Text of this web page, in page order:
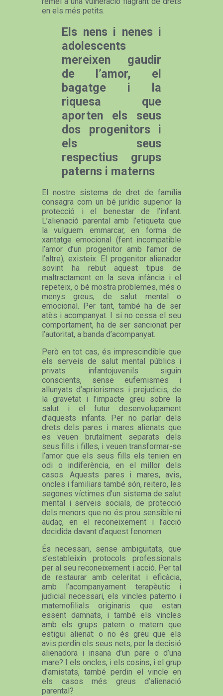
en els més petits.
Els nens i nenes i
adolescents
mereixen gaudir
de l’amor, el
bagatge i la
riquesa que
aporten els seus
dos progenitors i
els seus
respectius grups
paterns i materns
El nostre sistema de dret de família
consagra com un bé jurídic superior la
protecció i el benestar de l’infant.
L’alienació parental amb l’etiqueta que
la vulguem emmarcar, en forma de
xantatge emocional (fent incompatible
l’amor d’un progenitor amb l’amor de
l’altre), existeix. El progenitor alienador
sovint ha rebut aquest tipus de
maltractament en la seva infància i el
repeteix, o bé mostra problemes, més o
menys greus, de salut mental o
emocional. Per tant, també ha de ser
atès i acompanyat. I si no cessa el seu
comportament, ha de ser sancionat per
l’autoritat, a banda d’acompanyat.
Però en tot cas, és imprescindible que
els serveis de salut mental públics i
privats infantojuvenils siguin
conscients, sense eufemismes i
allunyats d’apriorismes i prejudicis, de
la gravetat i l’impacte greu sobre la
salut i el futur desenvolupament
d’aquests infants. Per no parlar dels
drets dels pares i mares alienats que
es veuen brutalment separats dels
seus fills i filles, i veuen transformar-se
l’amor que els seus fills els tenien en
odi o indiferència, en el millor dels
casos. Aquests pares i mares, avis,
oncles i familiars també són, reitero, les
segones víctimes d’un sistema de salut
mental i serveis socials, de protecció
dels menors que no és prou sensible ni
audaç, en el reconeixement i l’acció
decidida davant d’aquest fenomen.
És necessari, sense ambigüitats, que
s’estableixin protocols professionals
per al seu reconeixement i acció. Per tal
de restaurar amb celeritat i eficàcia,
amb l’acompanyament terapèutic i
judicial necessari, els vincles paterno i
maternofilials originaris que estan
essent damnats, i també els vincles
amb els grups patern o matern que
estigui alienat: o no és greu que els
avis perdin els seus nets, per la decisió
alienadora i insana d’un pare o d’una
mare? I els oncles, i els cosins, i el grup
d’amistats, també perdin el vincle en
els casos més greus d’alienació
parental?